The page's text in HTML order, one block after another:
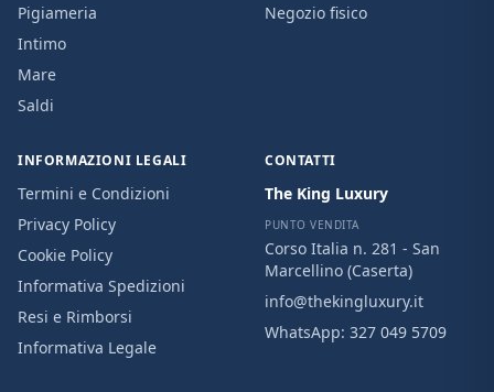
Pigiameria
Intimo
Mare
Saldi
Negozio fisico
INFORMAZIONI LEGALI
Termini e Condizioni
Privacy Policy
Cookie Policy
Informativa Spedizioni
Resi e Rimborsi
Informativa Legale
CONTATTI
The King Luxury
PUNTO VENDITA
Corso Italia n. 281 - San
Marcellino (Caserta)
info@thekingluxury.it
WhatsApp: 327 049 5709